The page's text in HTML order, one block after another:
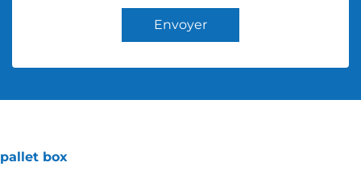
Envoyer
pallet box